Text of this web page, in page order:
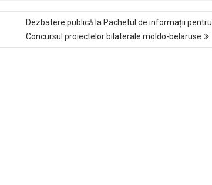
Dezbatere publică la Pachetul de informații pentru
Concursul proiectelor bilaterale moldo-belaruse